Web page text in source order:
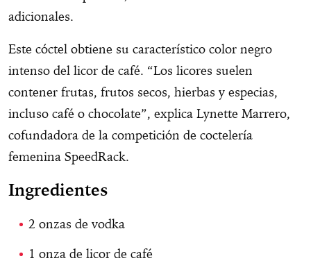
adicionales.
Este cóctel obtiene su característico color negro
intenso del licor de café. “Los licores suelen
contener frutas, frutos secos, hierbas y especias,
incluso café o chocolate”, explica Lynette Marrero,
cofundadora de la competición de coctelería
femenina SpeedRack.
Ingredientes
2 onzas de vodka
1 onza de licor de café